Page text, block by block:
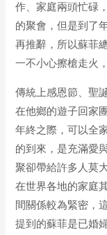
作、家庭兩頭忙碌
的聚會，但是到了
再推辭，所以蘇菲
一不小心擦槍走火
傳統上感恩節、聖
在他鄉的遊子回家
年終之際，可以全
的到來，是充滿愛
聚卻帶給許多人莫
在世界各地的家庭
間關係較為緊密，
提到的蘇菲是已婚